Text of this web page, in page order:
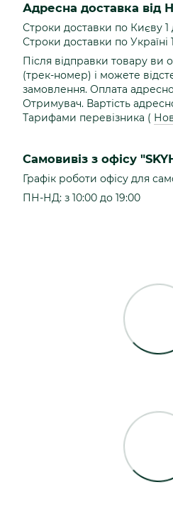
Адресна доставка від
Строки доставки по Києву 1
Строки доставки по Україні
Після відправки товару ви
(трек-номер) і можете
замовлення. Оплата
Отримувач. Вартість
Тарифами перевізника (
Самовивіз з офісу
Графік роботи офісу для
ПН-НД: з 10:00 до 19:00